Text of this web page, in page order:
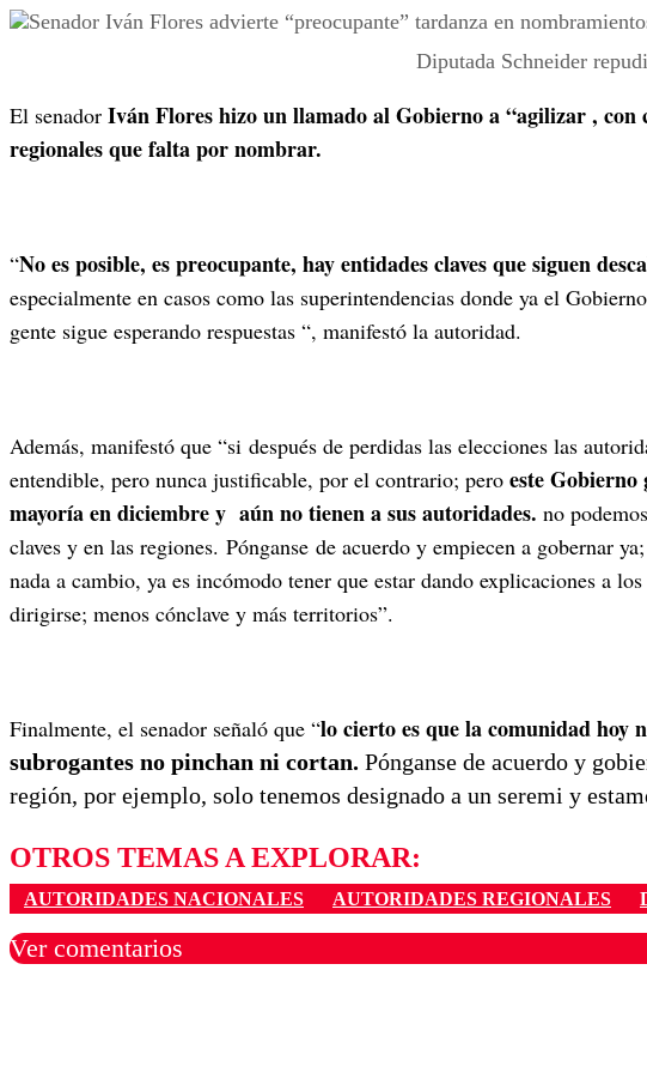
Diputada Schneider
El senador Iván Flores hizo un llamado al Gobierno a “agilizar , con
regionales que falta por nombrar.
“No es posible, es preocupante, hay entidades claves que siguen
especialmente en casos como las superintendencias donde ya el
gente sigue esperando respuestas “, manifestó la autoridad.
Además, manifestó que “si después de perdidas las elecciones las
entendible, pero nunca justificable, por el contrario; pero este Gobierno
mayoría en diciembre y aún no tienen a sus autoridades. no
claves y en las regiones. Pónganse de acuerdo y empiecen a gobernar
nada a cambio, ya es incómodo tener que estar dando explicaciones a
dirigirse; menos cónclave y más territorios”.
Finalmente, el senador señaló que “lo cierto es que la comunidad hoy
subrogantes no pinchan ni cortan. Pónganse de acuerdo y
región, por ejemplo, solo tenemos designado a un seremi y
OTROS TEMAS A EXPLORAR:
AUTORIDADES NACIONALES AUTORIDADES REGIONALES
Ver comentarios